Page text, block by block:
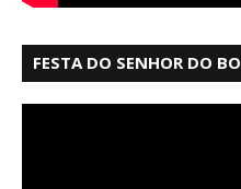
FESTA DO SENHOR DO